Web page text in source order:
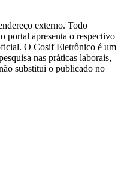
externo. Todo
portal apresenta o respectivo
O Cosif Eletrônico é um
nas práticas laborais,
substitui o publicado no